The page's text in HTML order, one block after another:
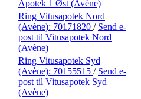
Apotek 1 Øst (Avène)
Ring Vitusapotek Nord
(Avène): 70171820 / Send e-
post til Vitusapotek Nord
(Avène)
Ring Vitusapotek Syd
(Avène): 70155515 / Send e-
post til Vitusapotek Syd
(Avène)